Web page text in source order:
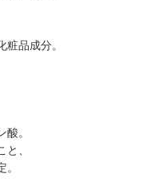
品成分。
。
、